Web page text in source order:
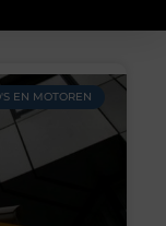
EN MOTOREN